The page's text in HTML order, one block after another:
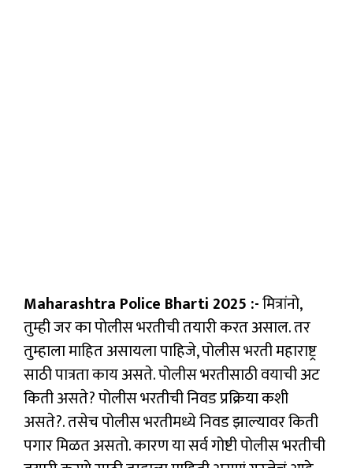
Maharashtra Police Bharti 2025 :-मित्रांनो,
तुम्ही जर का पोलीस भरतीची तयारी करत असाल. तर
तुम्हाला माहित असायला पाहिजे, पोलीस भरती महाराष्ट्र
साठी पात्रता काय असते. पोलीस भरतीसाठी वयाची अट
किती असते? पोलीस भरतीची निवड प्रक्रिया कशी
असते?. तसेच पोलीस भरतीमध्ये निवड झाल्यावर किती
पगार मिळत असतो. कारण या सर्व गोष्टी पोलीस भरतीची